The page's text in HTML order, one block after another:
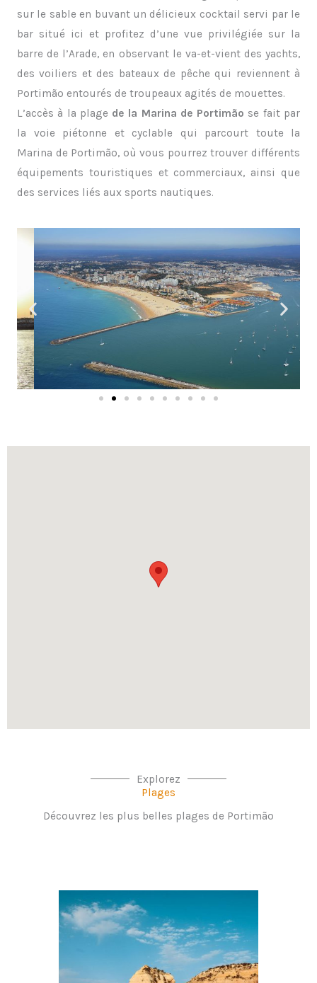
sur le sable en buvant un délicieux cocktail servi par le
bar situé ici et profitez d’une vue privilégiée sur la
barre de l’Arade, en observant le va-et-vient des yachts,
des voiliers et des bateaux de pêche qui reviennent à
Portimão entourés de troupeaux agités de mouettes.
L’accès à la plage de la Marina de Portimão se fait par
la voie piétonne et cyclable qui parcourt toute la
Marina de Portimão, où vous pourrez trouver différents
équipements touristiques et commerciaux, ainsi que
des services liés aux sports nautiques.
Explorez
Plages
Découvrez les plus belles plages de Portimão